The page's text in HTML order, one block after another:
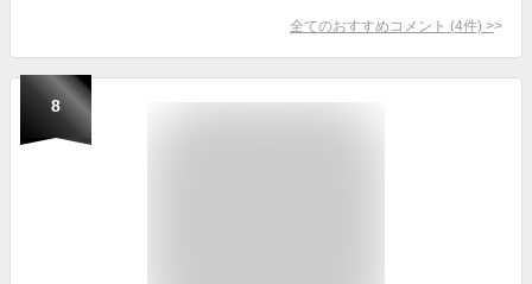
全てのおすすめコメント (4件) >
8